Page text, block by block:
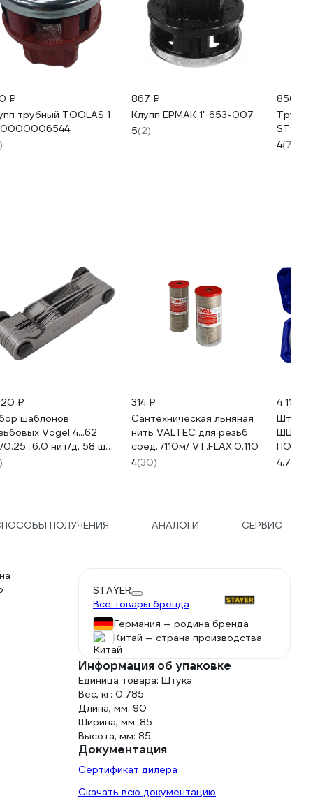
₽
трубный TOOLAS 1
867 ₽
Клупп ЕРМАК 1" 653-007
5(2)
850 ₽
4(7)
₽
шаблонов
Vogel 4...62
нит/д, 58 шт,
метр 471016
314 ₽
Сантехническая льняная
нить VALTEC для резьб.
соед. /110м/ VT.FLAX.0.110
4(30)
4 115 ₽
ШЦ-1-
93922-
4.7
ПОЛУЧЕНИЯ АНАЛОГИ СЕРВИС
STAYER
Все товары бренда
Германия — родина бренда
Китай — страна производства
Информация об упаковке
Единица товара: Штука
Вес, кг: 0.785
Длина, мм: 90
Ширина, мм: 85
Высота, мм: 85
Документация
Сертификат дилера
Скачать всю документацию